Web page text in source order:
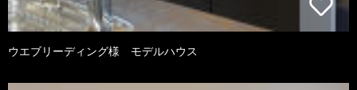
ウエブリーディング様 モデルハウス